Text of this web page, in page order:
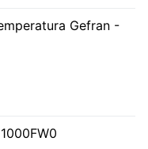
Gefran -